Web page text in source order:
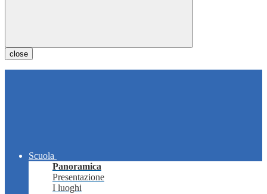
close
Scuola
Panoramica
Presentazione
I luoghi